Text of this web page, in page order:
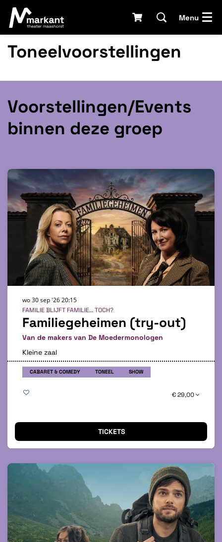
Menu
Toneelvoorstellingen
Voorstellingen/Events
binnen deze groep
Familiegeheimen (try-out)
Van de makers van De Moedermonologen
FAMILIE BLIJFT FAMILIE… TOCH?
wo 30 sep '2620:15
Kleine zaal
CABARET & COMEDY TONEEL SHOW
€ 29,00
TICKETS